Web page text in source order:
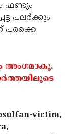
ഫണ്ടും
പലര്‍ക്കും
പരക്കെ
അംഗമാകൂ.
victim,